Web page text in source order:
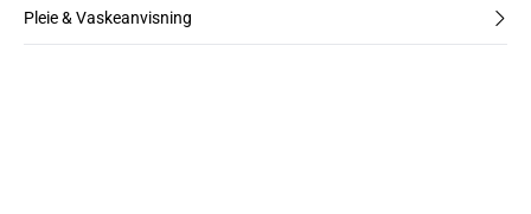
Pleie & Vaskeanvisning